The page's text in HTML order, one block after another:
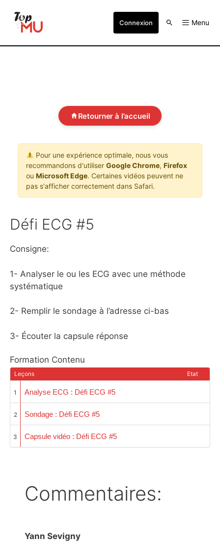
Connexion Menu
Retourner à l'accueil
Pour une expérience optimale, nous vous
recommandons d'utiliser Google Chrome, Firefox
ou Microsoft Edge. Certaines vidéos peuvent ne
pas s'afficher correctement dans Safari.
Défi ECG #5
Consigne:
1- Analyser le ou les ECG avec une méthode
systématique
2- Remplir le sondage à l’adresse ci-bas
3- Écouter la capsule réponse
Formation Contenu
Leçons Etat
1 Analyse ECG : Défi ECG #5
2 Sondage : Défi ECG #5
3 Capsule vidéo : Défi ECG #5
Commentaires:
Yann Sevigny